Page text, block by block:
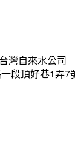
灣自來水公司
段頂好巷1弄7